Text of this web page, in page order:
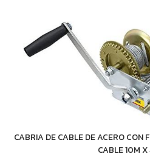
CABRIA DE CABLE DE ACERO CON
CABLE 10M